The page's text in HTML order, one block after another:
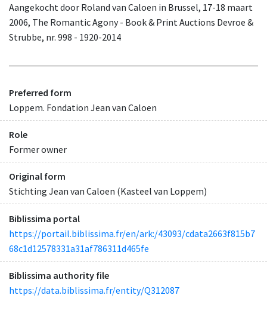
Aangekocht door Roland van Caloen in Brussel, 17-18 maart
2006, The Romantic Agony - Book & Print Auctions Devroe &
Strubbe, nr. 998 - 1920-2014
Preferred form
Loppem. Fondation Jean van Caloen
Role
Former owner
Original form
Stichting Jean van Caloen (Kasteel van Loppem)
Biblissima portal
https://portail.biblissima.fr/en/ark:/43093/cdata2663f815b7
68c1d12578331a31af786311d465fe
Biblissima authority file
https://data.biblissima.fr/entity/Q312087